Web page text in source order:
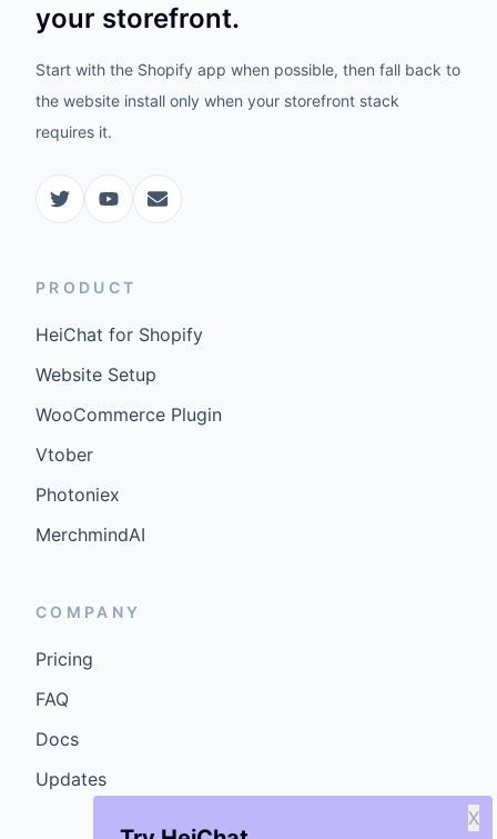
X
your storefront.
Start with the Shopify app when possible, then fall back to
the website install only when your storefront stack
requires it.
PRODUCT
HeiChat for Shopify
Website Setup
WooCommerce Plugin
Vtober
Photoniex
MerchmindAI
COMPANY
Pricing
FAQ
Docs
Updates